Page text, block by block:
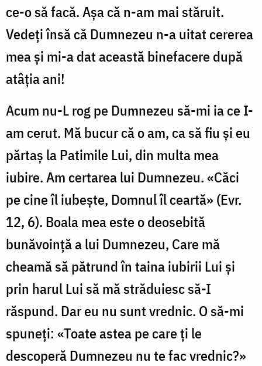
ce-o să facă. Așa că n-am mai stăruit.
Vedeți însă că Dumnezeu n-a uitat cererea
mea și mi-a dat această binefacere după
atâția ani!
Acum nu-L rog pe Dumnezeu să-mi ia ce I-
am cerut. Mă bucur că o am, ca să fiu și eu
părtaș la Patimile Lui, din multa mea
iubire. Am certarea lui Dumnezeu. «Căci
pe cine îl iubește, Domnul îl ceartă» (Evr.
12, 6). Boala mea este o deosebită
bunăvoință a lui Dumnezeu, Care mă
cheamă să pătrund în taina iubirii Lui și
prin harul Lui să mă străduiesc să-I
răspund. Dar eu nu sunt vrednic. O să-mi
spuneți: «Toate astea pe care ți le
descoperă Dumnezeu nu te fac vrednic?»